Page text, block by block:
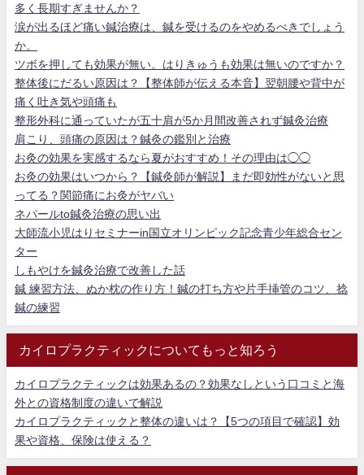
多く長期すぎませんか？
涙が出るほど痛い鍼治療は、鍼を受けるのをやめるべきでしょう
か。
ツボを押しても効果が無い。はりきゅうも効果は無いのですか？
整体後にだるい原因は？【整体師が伝える本音】翌朝腰や背中が
痛く吐き気や頭痛も
整形外科に通っていたが五十肩が5か月間改善されず鍼灸治療
肩こり、頭痛の原因は？鍼灸の鑑別と治療
お灸の効果を実感するなら夏がおすすめ！その理由は◯◯
お灸の効果はいつから？【鍼灸師が解説】まだ即効性がないと思
ってる？関節痛にお灸がヤバい
ネパールto鍼灸治療の思い出
大師流小児はりセミナーin国立オリンピック記念青少年総合セン
ター
しもやけを鍼灸治療で改善した話
鍼 練習方法、ぬか枕の作り方！鍼の打ち方や片手挿管のコツ、捻
鍼の練習
カイロプラクティックについてもっと知ろう
カイロプラクティックは効果あるの？効果なしという口コミと海
外との資格制度の違いで解説
カイロプラクティックと整体の違いは？【5つの項目で確認】効
果や資格、保険は使える？